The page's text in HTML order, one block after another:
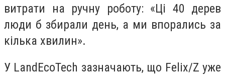
витрати на ручну роботу: «Ці 40 дерев
люди б збирали день, а ми впорались за
кілька хвилин».
У LandEcoTech зазначають, що Felix/Z уже